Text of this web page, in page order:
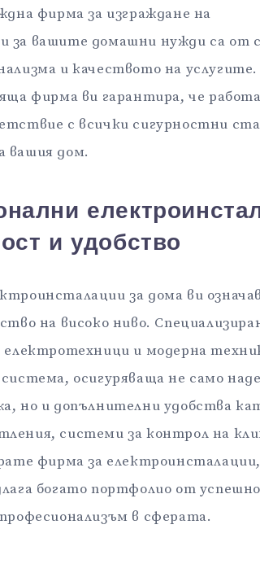
фирма за изграждане на
за вашите домашни нужди са от
и качеството на
фирма ви гарантира, че
с всички сигурностни
вашия дом.
и удобство
за дома ви
на високо ниво.
електротехници и модерна
осигуряваща не само
но и допълнителни удобства
системи за контрол на
фирма за
богато портфолио от
в сферата.